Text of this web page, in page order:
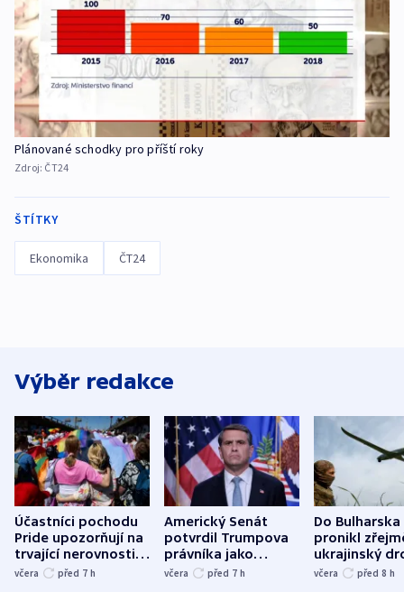
Plánované schodky pro příští roky
Zdroj: ČT24
ŠTÍTKY
Ekonomika ČT24
Výběr redakce
Účastníci pochodu
Pride upozorňují na
trvající nerovnosti i
společenskou
včera před 7 h
Americký Senát
potvrdil Trumpova
právníka jako
ministra
včera před 7 h
Do Bulharska
pronikl
ukrajinský
explodoval
včera před 8 h